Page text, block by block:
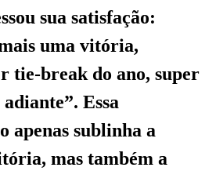
sua satisfação:
uma vitória,
tie-break do ano, super
Essa
apenas sublinha a
mas também a